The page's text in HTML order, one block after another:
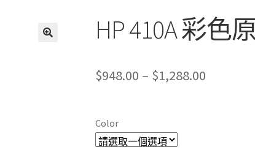
HP 410A 彩色
$948.00 – $1,288.00Price
Color